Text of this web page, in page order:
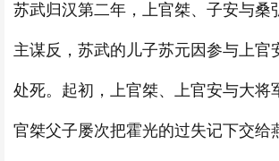
苏武归汉第二年，上官桀、子安与桑
主谋反，苏武的儿子苏元因参与上官
处死。起初，上官桀、上官安与大将
官桀父子屡次把霍光的过失记下交给